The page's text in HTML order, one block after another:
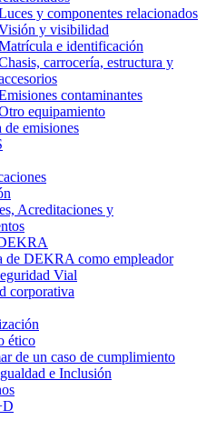
y componentes relacionados
y visibilidad
e identificación
carrocería, estructura y
contaminantes
equipamiento
de emisiones
Acreditaciones y
de DEKRA como empleador
Vial
corporativa
ético
de un caso de cumplimiento
e Inclusión